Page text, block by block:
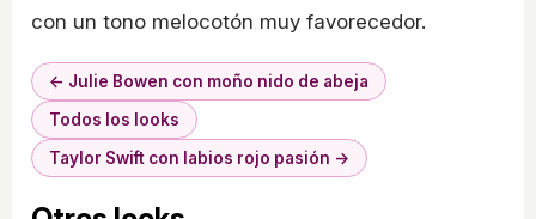
con un tono melocotón muy favorecedor.
← Julie Bowen con moño nido de abeja
Todos los looks
Taylor Swift con labios rojo pasión →